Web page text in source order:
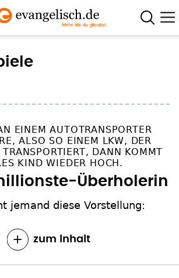
EINEM AUTOTRANSPORTER
ALSO SO EINEM LKW, DER
TRANSPORTIERT, DANN KOMMT
KIND WIEDER HOCH.
Überholerin
jemand diese Vorstellung:
zum Inhalt